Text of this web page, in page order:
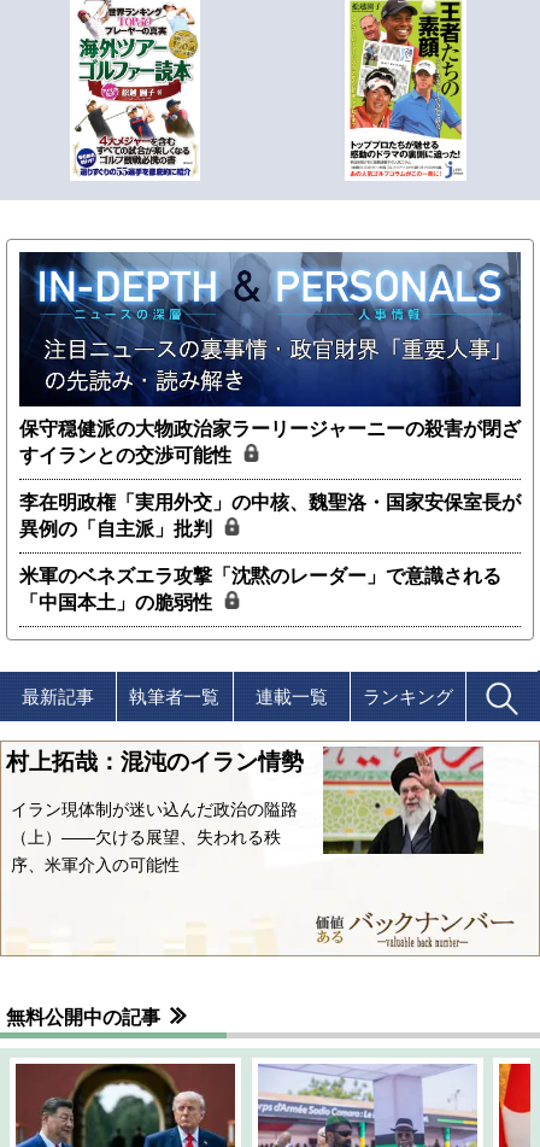
保守穏健派の大物政治家ラーリージャーニーの殺害が閉ざ
すイランとの交渉可能性
李在明政権「実用外交」の中核、魏聖洛・国家安保室長が
異例の「自主派」批判
米軍のベネズエラ攻撃「沈黙のレーダー」で意識される
「中国本土」の脆弱性
最新記事 執筆者一覧 連載一覧 ランキング
村上拓哉：混沌のイラン情勢
イラン現体制が迷い込んだ政治の隘路
（上）――欠ける展望、失われる秩
序、米軍介入の可能性
無料公開中の記事